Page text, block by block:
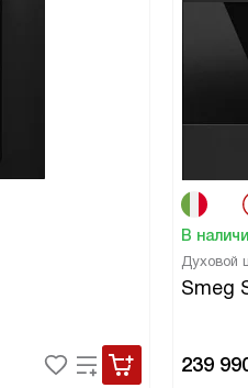
В
Духовой
Smeg
239